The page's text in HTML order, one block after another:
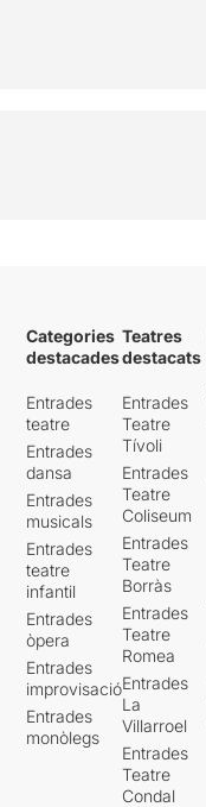
Categories
destacades
Entrades
teatre
Entrades
dansa
Entrades
musicals
Entrades
teatre
infantil
Entrades
òpera
Entrades
improvisació
Entrades
monòlegs
Teatres
destacats
Entrades
Teatre
Tívoli
Entrades
Teatre
Coliseum
Entrades
Teatre
Borràs
Entrades
Teatre
Romea
Entrades
La
Villarroel
Entrades
Teatre
Condal